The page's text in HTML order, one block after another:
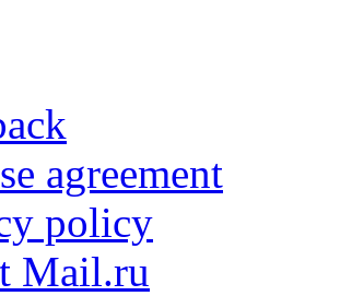
agreement
policy
Mail.ru